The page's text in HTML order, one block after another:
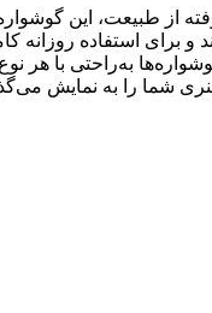
طبیعت، این
استفاده روزانه
به‌راحتی با هر
شما را به نمایش